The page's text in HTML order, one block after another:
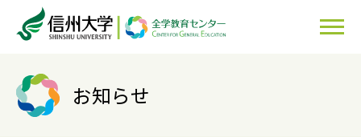
お知らせ